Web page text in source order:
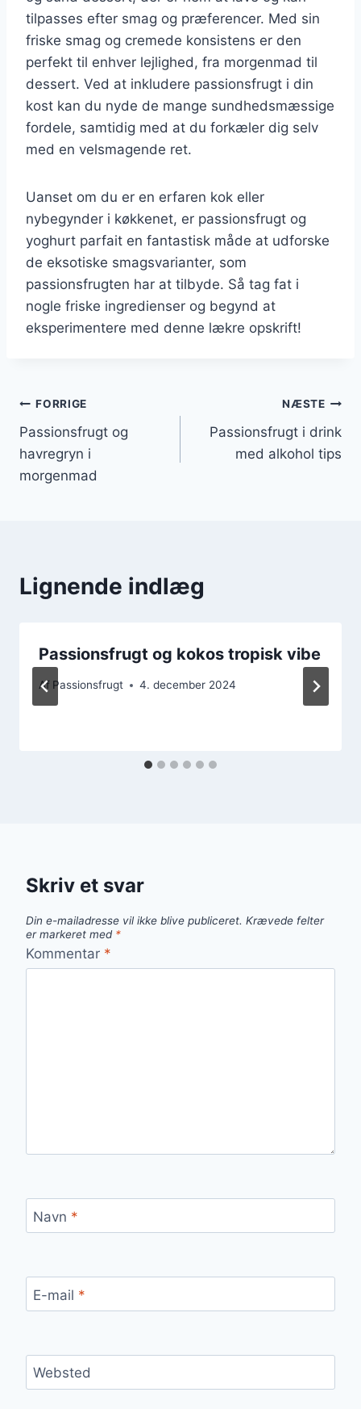
tilpasses efter smag og præferencer. Med sin
friske smag og cremede konsistens er den
perfekt til enhver lejlighed, fra morgenmad til
dessert. Ved at inkludere passionsfrugt i din
kost kan du nyde de mange sundhedsmæssige
fordele, samtidig med at du forkæler dig selv
med en velsmagende ret.
Uanset om du er en erfaren kok eller
nybegynder i køkkenet, er passionsfrugt og
yoghurt parfait en fantastisk måde at udforske
de eksotiske smagsvarianter, som
passionsfrugten har at tilbyde. Så tag fat i
nogle friske ingredienser og begynd at
eksperimentere med denne lækre opskrift!
Indlægsnavigation
FORRIGE
Passionsfrugt og
havregryn i
morgenmad
NÆSTE
Passionsfrugt i drink
med alkohol tips
Lignende indlæg
Passionsfrugt og kokos tropisk vibe
Af Passionsfrugt 4. december 2024
Skriv et svar
Din e-mailadresse vil ikke blive publiceret. Krævede felter
er markeret med *
Kommentar *
Navn *
E-mail *
Websted